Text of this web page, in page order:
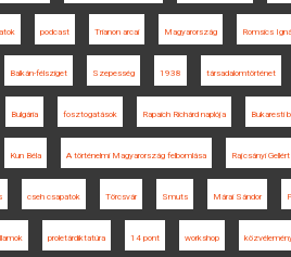
podcast Trianon arcai Magyarország Romsics
Balkán-félsziget Szepesség 1938 társadalomtörténet
Bulgária fosztogatások Rapaich Richárd naplója Bukaresti
Kun Béla A történelmi Magyarország felbomlása Rajcsányi Gellért
cseh csapatok Törcsvár Smuts Márai Sándor
proletárdiktatúra 14 pont workshop